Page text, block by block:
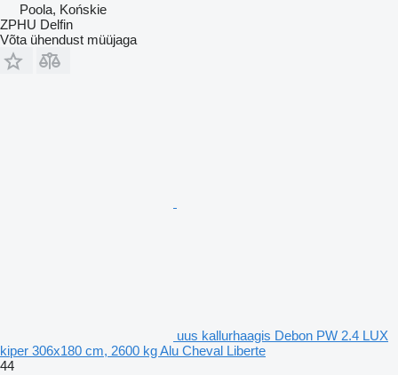
Poola, Końskie
ZPHU Delfin
Võta ühendust müüjaga
uus kallurhaagis Debon PW 2.4 LUX
kiper 306x180 cm, 2600 kg Alu Cheval Liberte
44